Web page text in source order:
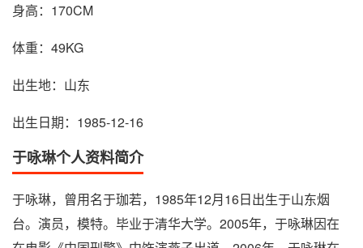
身高：170CM
体重：49KG
出生地：山东
出生日期：1985-12-16
于咏琳个人资料简介
于咏琳，曾用名于珈若，1985年12月16日出生于山东烟
台。演员，模特。毕业于清华大学。2005年，于咏琳因在